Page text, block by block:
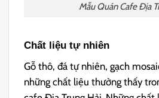
Mẫu Quán Cafe Địa
Chất liệu tự nhiên
Gỗ thô, đá tự nhiên, gạch
những chất liệu thường thấy